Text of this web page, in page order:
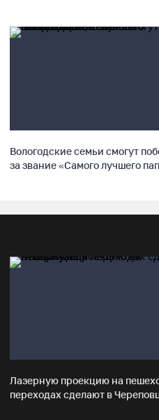
Вологодские семьи смогут
за звание «Самого лучшего
Лазерную проекцию на
переходах сделают в